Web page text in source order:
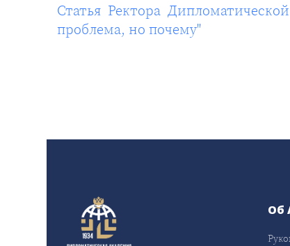
Статья Ректора
проблема, но почему"
Об